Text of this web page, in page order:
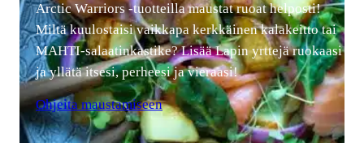
Arctic Warriors -tuotteilla maustat ruoat helposti!
Miltä kuulostaisi vaikkapa kerkkäinen kalakeitto tai
MAHTI-salaatinkastike? Lisää Lapin yrttejä ruokaasi
ja yllätä itsesi, perheesi ja vieraasi!
Ohjeita maustamiseen